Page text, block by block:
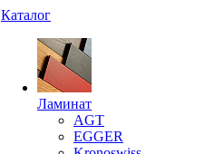
Каталог
Ламинат
AGT
EGGER